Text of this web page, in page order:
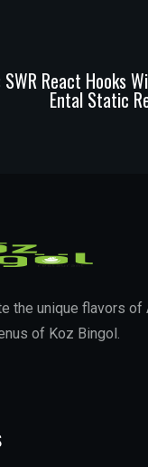
SWR React Hooks
Ental Static
the unique flavors of
of Koz Bingol.